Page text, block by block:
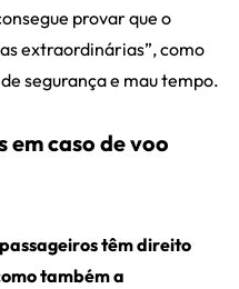
provar que o
extraordinárias”, como
segurança e mau tempo.
em caso de voo
têm direito
também a